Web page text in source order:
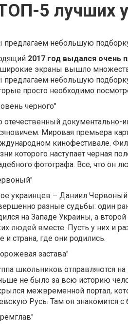
5 лучших
небольшую
2017 год выдался очень
экраны вышло
небольшую
просто необходимо
черного"
отечественный документально-
Мировая премьера
кинофестивале.
которого наступает черная
фотографа. Все, что он
украинцев – Даниил Червоный
разные судьбы: один
на Западе Украины, а
людей вместе. Пусть у них и
и страна, где они родились.
застава"
школьников отправляются
не было за всю историю
межвременной портал,
Русь. Там он знакомится